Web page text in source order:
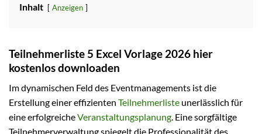
Inhalt Anzeigen
Teilnehmerliste 5 Excel Vorlage 2026 hier
kostenlos downloaden
Im dynamischen Feld des Eventmanagements ist die
Erstellung einer effizienten Teilnehmerliste unerlässlich für
eine erfolgreicheVeranstaltungsplanung. Eine sorgfältige
Teilnehmerverwaltung spiegelt die Professionalität des